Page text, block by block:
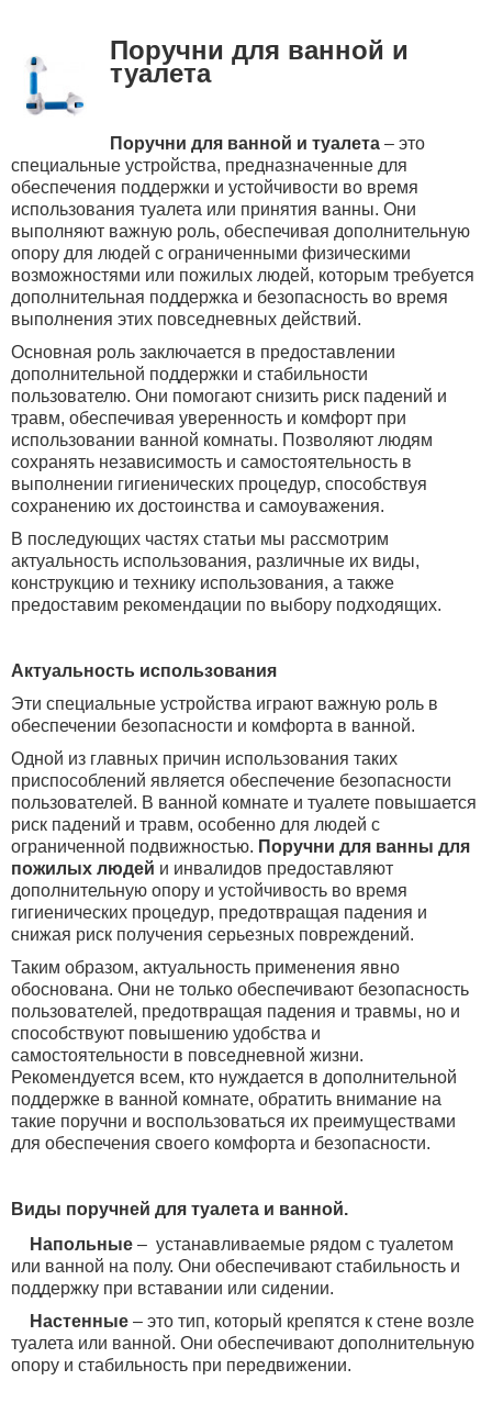
Поручни для ванной и
туалета
Поручни для ванной и туалета – это
специальные устройства, предназначенные для
обеспечения поддержки и устойчивости во время
использования туалета или принятия ванны. Они
выполняют важную роль, обеспечивая дополнительную
опору для людей с ограниченными физическими
возможностями или пожилых людей, которым требуется
дополнительная поддержка и безопасность во время
выполнения этих повседневных действий.
Основная роль заключается в предоставлении
дополнительной поддержки и стабильности
пользователю. Они помогают снизить риск падений и
травм, обеспечивая уверенность и комфорт при
использовании ванной комнаты. Позволяют людям
сохранять независимость и самостоятельность в
выполнении гигиенических процедур, способствуя
сохранению их достоинства и самоуважения.
В последующих частях статьи мы рассмотрим
актуальность использования, различные их виды,
конструкцию и технику использования, а также
предоставим рекомендации по выбору подходящих.
Актуальность использования
Эти специальные устройства играют важную роль в
обеспечении безопасности и комфорта в ванной.
Одной из главных причин использования таких
приспособлений является обеспечение безопасности
пользователей. В ванной комнате и туалете повышается
риск падений и травм, особенно для людей с
ограниченной подвижностью. Поручни для ванны для
пожилых людей и инвалидов предоставляют
дополнительную опору и устойчивость во время
гигиенических процедур, предотвращая падения и
снижая риск получения серьезных повреждений.
Таким образом, актуальность применения явно
обоснована. Они не только обеспечивают безопасность
пользователей, предотвращая падения и травмы, но и
способствуют повышению удобства и
самостоятельности в повседневной жизни.
Рекомендуется всем, кто нуждается в дополнительной
поддержке в ванной комнате, обратить внимание на
такие поручни и воспользоваться их преимуществами
для обеспечения своего комфорта и безопасности.
Виды поручней для туалета и ванной.
Напольные – устанавливаемые рядом с туалетом
или ванной на полу. Они обеспечивают стабильность и
поддержку при вставании или сидении.
Настенные – это тип, который крепятся к стене возле
туалета или ванной. Они обеспечивают дополнительную
опору и стабильность при передвижении.